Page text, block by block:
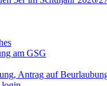
am GSG
Antrag auf